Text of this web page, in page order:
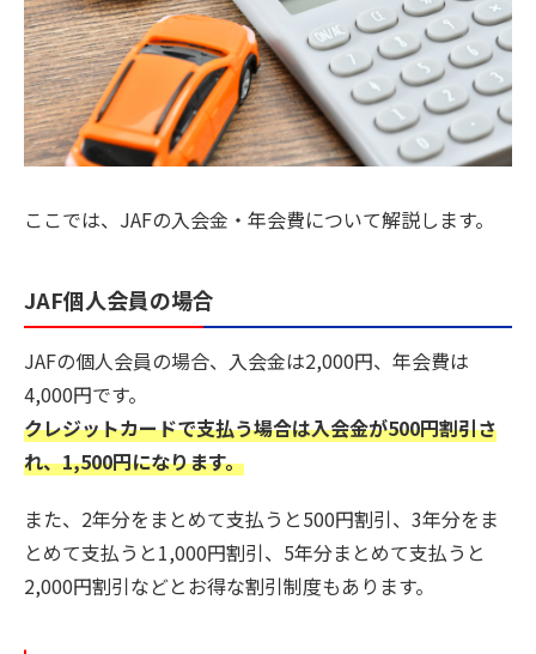
ここでは、JAFの入会金・年会費について解説します。
JAF個人会員の場合
JAFの個人会員の場合、入会金は2,000円、年会費は
4,000円です。
クレジットカードで支払う場合は入会金が500円割引さ
れ、1,500円になります。
また、2年分をまとめて支払うと500円割引、3年分をま
とめて支払うと1,000円割引、5年分まとめて支払うと
2,000円割引などとお得な割引制度もあります。